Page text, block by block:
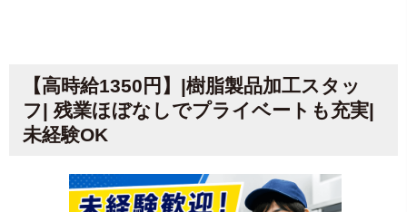
【高時給1350円】|樹脂製品加工スタッ
フ| 残業ほぼなしでプライベートも充実|
未経験OK